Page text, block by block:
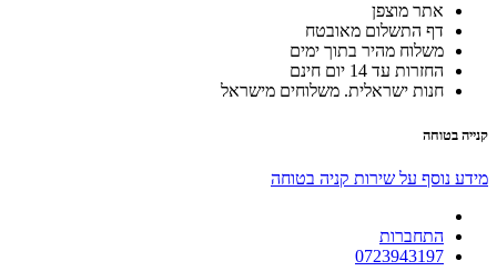
אתר מוצפן
דף התשלום מאובטח
משלוח מהיר בתוך ימים
החזרות עד 14 יום חינם
חנות ישראלית. משלוחים מישראל
קנייה בטוחה
מידע נוסף על שירות קניה בטוחה
התחברות
0723943197